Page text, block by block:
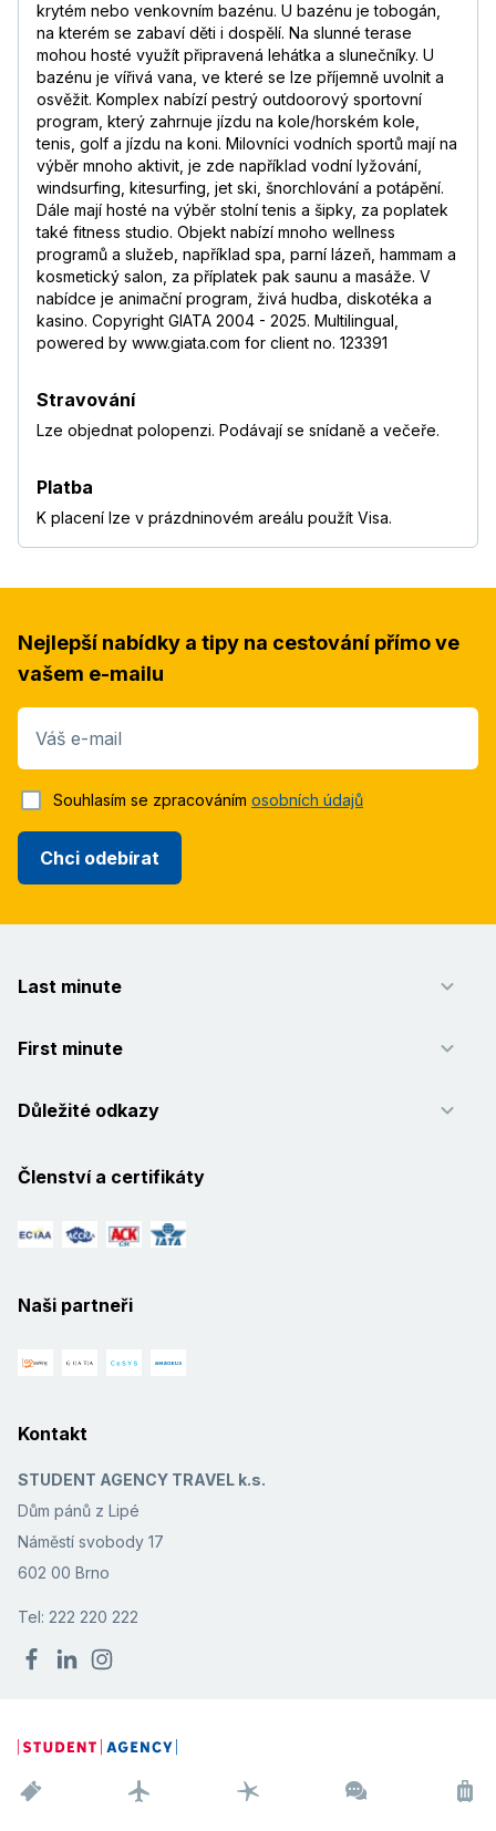
krytém nebo venkovním bazénu. U bazénu je tobogán,
na kterém se zabaví děti i dospělí. Na slunné terase
mohou hosté využít připravená lehátka a slunečníky. U
bazénu je vířivá vana, ve které se lze příjemně uvolnit a
osvěžit. Komplex nabízí pestrý outdoorový sportovní
program, který zahrnuje jízdu na kole/horském kole,
tenis, golf a jízdu na koni. Milovníci vodních sportů mají na
výběr mnoho aktivit, je zde například vodní lyžování,
windsurfing, kitesurfing, jet ski, šnorchlování a potápění.
Dále mají hosté na výběr stolní tenis a šipky, za poplatek
také fitness studio. Objekt nabízí mnoho wellness
programů a služeb, například spa, parní lázeň, hammam a
kosmetický salon, za příplatek pak saunu a masáže. V
nabídce je animační program, živá hudba, diskotéka a
kasino. Copyright GIATA 2004 - 2025. Multilingual,
powered by www.giata.com for client no. 123391
Stravování
Lze objednat polopenzi. Podávají se snídaně a večeře.
Platba
K placení lze v prázdninovém areálu použít Visa.
Nejlepší nabídky a tipy na cestování přímo ve
vašem e-mailu
Váš e-mail
Chci odebírat
Souhlasím se zpracováním osobních údajů
Last minute
First minute
Důležité odkazy
Členství a certifikáty
Naši partneři
Kontakt
STUDENT AGENCY TRAVEL k.s.
Dům pánů z Lipé
Náměstí svobody 17
602 00 Brno
Tel: 222 220 222